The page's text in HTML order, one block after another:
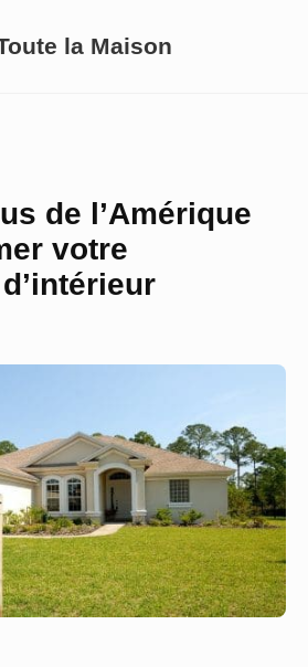
la Maison
de l’Amérique
votre